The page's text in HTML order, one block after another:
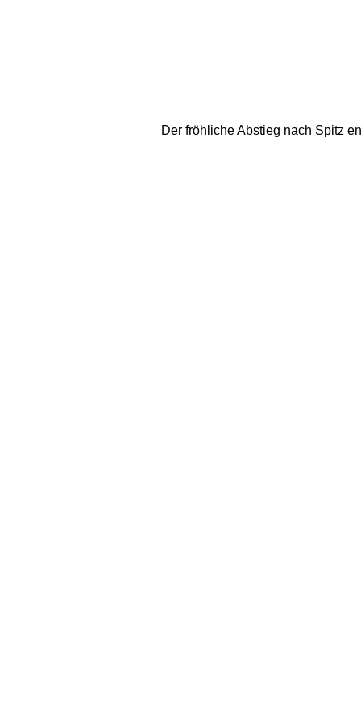
Der fröhliche Abstieg nach Spitz